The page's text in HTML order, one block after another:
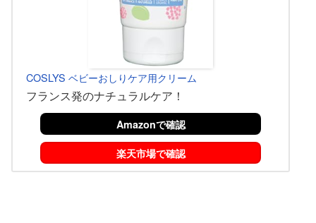
COSLYS ベビーおしりケア用クリーム
フランス発のナチュラルケア！
Amazonで確認
楽天市場で確認